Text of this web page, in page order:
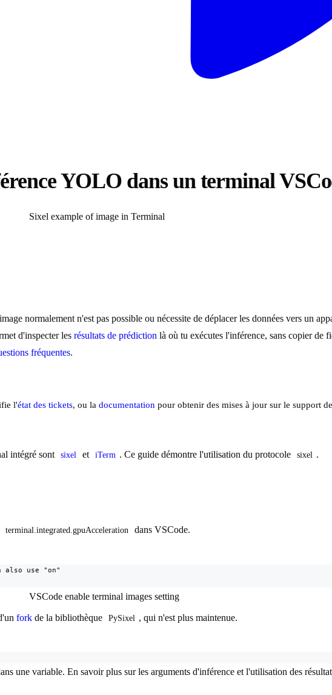
YOLO dans un terminal
normalement n'est pas possible ou nécessite de déplacer les données vers un
d'inspecter les résultats de prédiction là où tu exécutes l'inférence, sans copier de
fréquentes.
l'état des tickets, ou la documentation pour obtenir des mises à jour sur le support
intégré sont sixel et iTerm . Ce guide démontre l'utilisation du protocole sixel .
terminal.integrated.gpuAcceleration dans VSCode.
use "on"
fork de la bibliothèque PySixel , qui n'est plus maintenue.
une variable. En savoir plus sur les arguments d'inférence et l'utilisation des